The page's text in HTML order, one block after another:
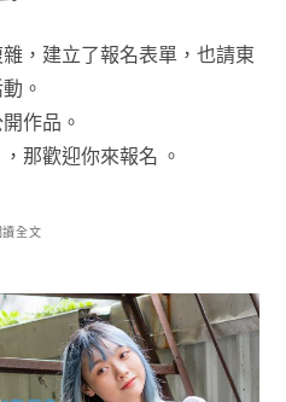
，建立了報名表單，也請東
。
作品。
那歡迎你來報名 。
讀全文